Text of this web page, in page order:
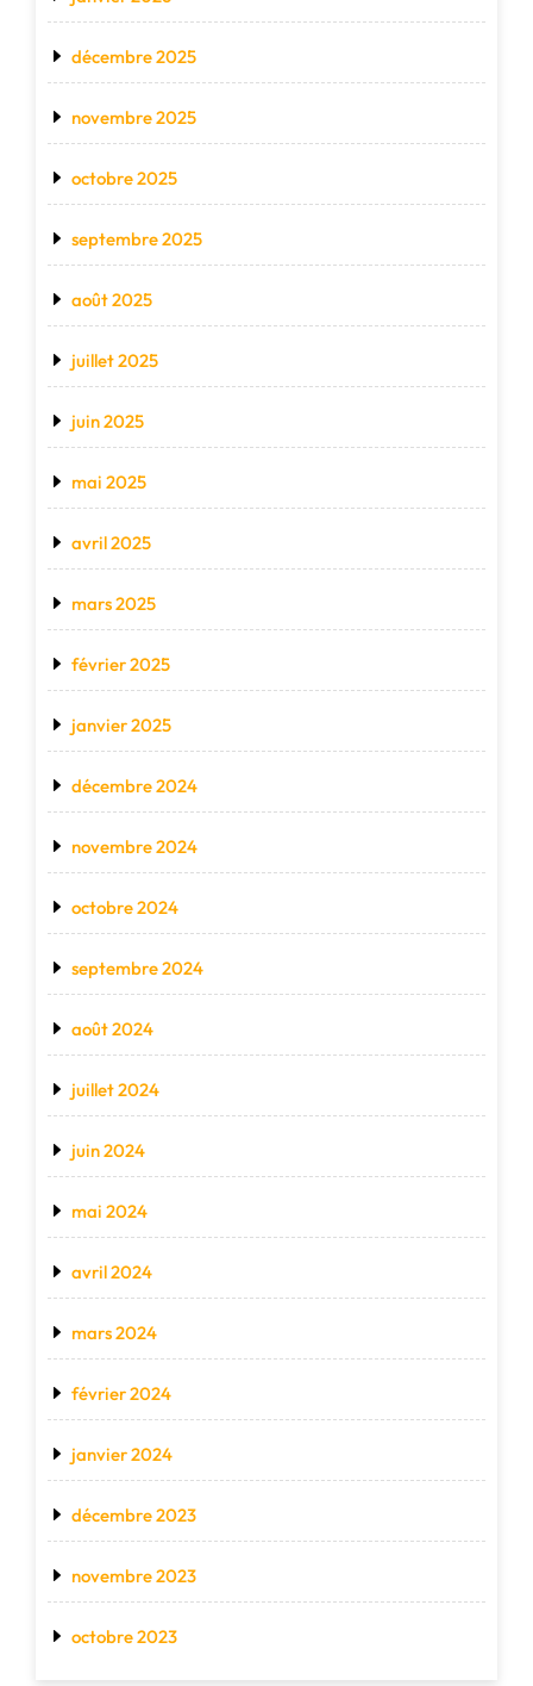
décembre 2025
novembre 2025
octobre 2025
septembre 2025
août 2025
juillet 2025
juin 2025
mai 2025
avril 2025
mars 2025
février 2025
janvier 2025
décembre 2024
novembre 2024
octobre 2024
septembre 2024
août 2024
juillet 2024
juin 2024
mai 2024
avril 2024
mars 2024
février 2024
janvier 2024
décembre 2023
novembre 2023
octobre 2023